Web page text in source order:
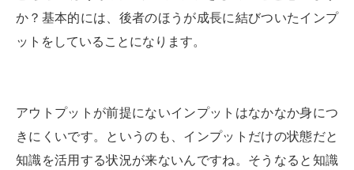
か？基本的には、後者のほうが成長に結びついたインプ
ットをしていることになります。
アウトプットが前提にないインプットはなかなか身につ
きにくいです。というのも、インプットだけの状態だと
知識を活用する状況が来ないんですね。そうなると知識